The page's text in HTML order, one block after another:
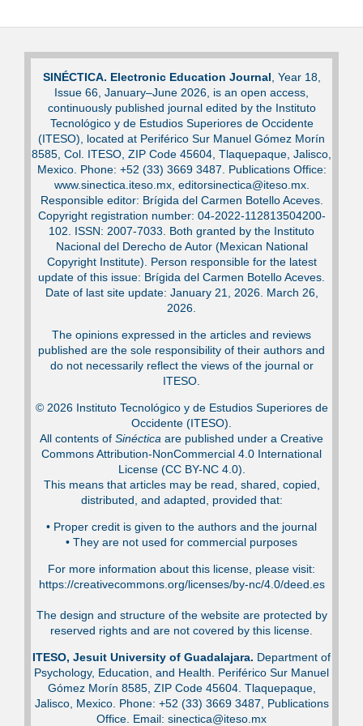
SINÉCTICA. Electronic Education Journal , Year 18,
Issue 66, January–June 2026, is an open access,
continuously published journal edited by the Instituto
Tecnológico y de Estudios Superiores de Occidente
(ITESO), located at Periférico Sur Manuel Gómez Morín
8585, Col. ITESO, ZIP Code 45604, Tlaquepaque, Jalisco,
Mexico. Phone: +52 (33) 3669 3487. Publications Office:
www.sinectica.iteso.mx, editorsinectica@iteso.mx.
Responsible editor: Brígida del Carmen Botello Aceves.
Copyright registration number: 04-2022-112813504200-
102. ISSN: 2007-7033. Both granted by the Instituto
Nacional del Derecho de Autor (Mexican National
Copyright Institute). Person responsible for the latest
update of this issue: Brígida del Carmen Botello Aceves.
Date of last site update: January 21, 2026. March 26,
2026.
The opinions expressed in the articles and reviews
published are the sole responsibility of their authors and
do not necessarily reflect the views of the journal or
ITESO.
© 2026 Instituto Tecnológico y de Estudios Superiores de
Occidente (ITESO).
All contents of Sinéctica are published under a Creative
Commons Attribution-NonCommercial 4.0 International
License (CC BY-NC 4.0).
This means that articles may be read, shared, copied,
distributed, and adapted, provided that:
•⁠ Proper credit is given to the authors and the journal
•⁠ They are not used for commercial purposes
For more information about this license, please visit:
https://creativecommons.org/licenses/by-nc/4.0/deed.es
The design and structure of the website are protected by
reserved rights and are not covered by this license.
ITESO, Jesuit University of Guadalajara. Department of
Psychology, Education, and Health. Periférico Sur Manuel
Gómez Morín 8585, ZIP Code 45604. Tlaquepaque,
Jalisco, Mexico. Phone: +52 (33) 3669 3487, Publications
Office. Email: sinectica@iteso.mx